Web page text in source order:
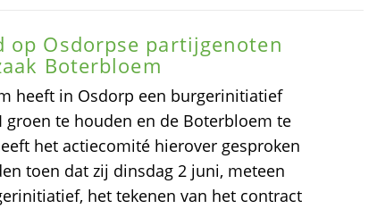
op Osdorpse partijgenoten
Boterbloem
heeft in Osdorp een burgerinitiatief
te houden en de Boterbloem te
het actiecomité hierover gesproken
toen dat zij dinsdag 2 juni, meteen
het tekenen van het contract